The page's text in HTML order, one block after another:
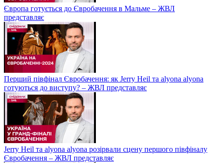
Європа готується до Євробачення в Мальме – ЖВЛ
представляє
Перший півфінал Євробачення: як Jerry Heil та alyona alyona
готуються до виступу? – ЖВЛ представляє
Jerry Heil та аlyona аlyona розірвали сцену першого півфіналу
Євробачення – ЖВЛ представляє